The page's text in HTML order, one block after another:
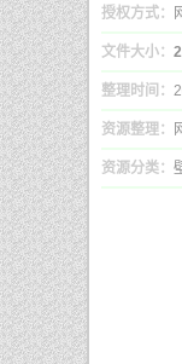
授权方式：
文件大小：
整理时间：
资源整理：
资源分类：